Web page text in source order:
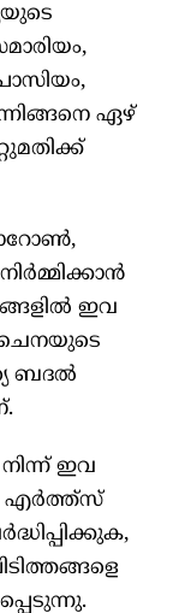
ഏഴ്
ഇവ
ബദല്‍
ഇവ
എര്‍ത്ത്‌സ്